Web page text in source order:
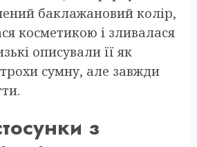
баклажановий колір,
косметикою і зливалася
описували її як
сумну, але завжди
з